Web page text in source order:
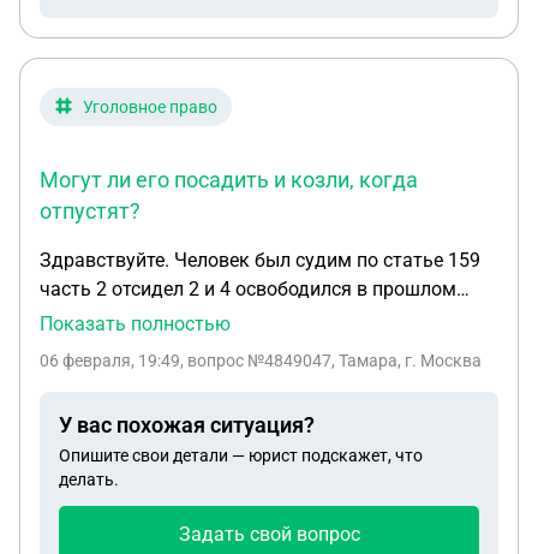
Уголовное право
Могут ли его посадить и козли, когда
отпустят?
Здравствуйте. Человек был судим по статье 159
часть 2 отсидел 2 и 4 освободился в прошлом
году, в июле. Вчера задержали. Одолжил у
вчера и сам же поехал в полицию, и его
отпустят?
Показать полностью
06 февраля, 19:49, вопрос №4849047, Тамара, г. Москва
У вас похожая ситуация?
Опишите свои детали — юрист подскажет, что
делать.
Задать свой вопрос